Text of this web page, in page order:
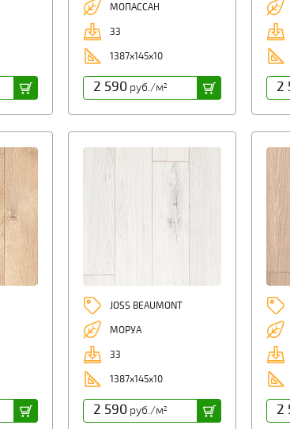
МОПАССАН
33
1387x145x10
2 590руб./м2 2
JOSS BEAUMONT
МОРУА
33
1387x145x10
2 590руб./м2 2